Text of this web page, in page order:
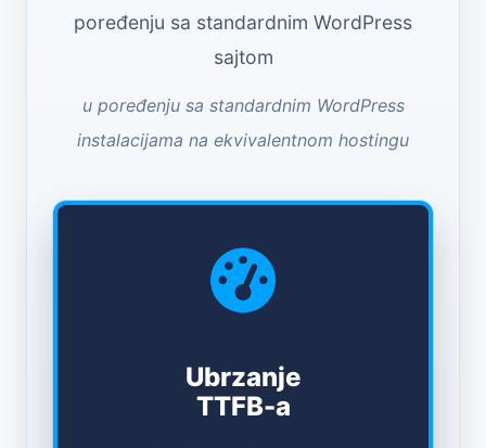
poređenju sa standardnim WordPress
sajtom
u poređenju sa standardnim WordPress
instalacijama na ekvivalentnom hostingu
Ubrzanje
TTFB-a